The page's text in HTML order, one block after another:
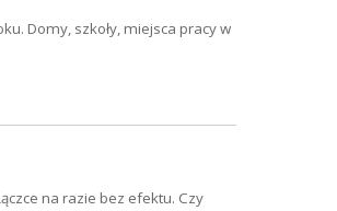
Domy, szkoły, miejsca pracy w
na razie bez efektu. Czy